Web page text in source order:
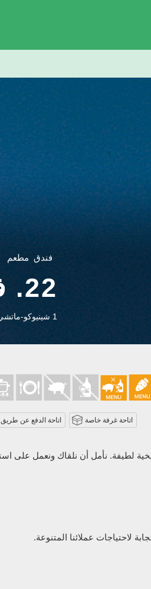
22. فندق نيو أوتاني تاكاوكا
1 شينيوكو-ماتشي ، تاكاوكا- شي ، توياما 0035-933 .
اتاحة الدفع عن طريق اتاحة غرفة خاصة
لطيفة. نأمل أن نلقاك ونعمل على
لاحتياجات عملائنا المتنوعة.